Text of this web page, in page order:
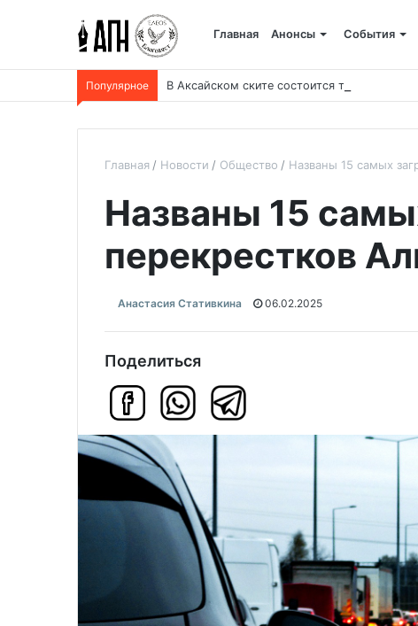
Главная Анонсы События
Популярное В Аксайском ските состоится
Главная Новости Общество Названы 15 самых
Названы 15
перекрестков
Анастасия Стативкина 06.02.2025
Поделиться